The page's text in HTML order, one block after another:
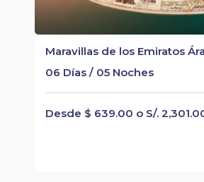
Maravillas de los Emiratos
06 Días / 05 Noches
Desde $ 639.00 o S/.